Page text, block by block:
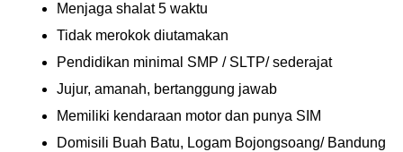
Menjaga shalat 5 waktu
Tidak merokok diutamakan
Pendidikan minimal SMP / SLTP/ sederajat
Jujur, amanah, bertanggung jawab
Memiliki kendaraan motor dan punya SIM
Domisili Buah Batu, Logam Bojongsoang/ Bandung